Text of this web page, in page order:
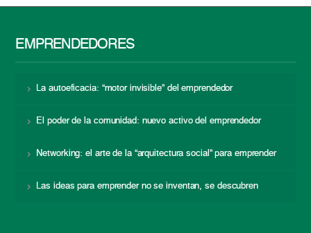
EMPRENDEDORES
La autoeficacia: “motor invisible” del emprendedor
El poder de la comunidad: nuevo activo del emprendedor
Networking: el arte de la “arquitectura social” para emprender
Las ideas para emprender no se inventan, se descubren